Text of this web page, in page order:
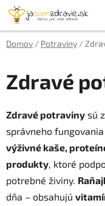
Prejsť
obsah
Domov / Potraviny /
Zdravé
Zdravé potraviny sú
správneho
výživné kaše,
produkty , ktoré
potrebné živiny.
dňa – obsahujú